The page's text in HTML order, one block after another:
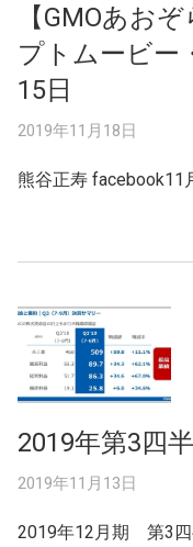
【GMOあお
プトムービー
15日
2019年11月18日
熊谷正寿 facebook11
2019年第3四
2019年11月13日
2019年12月期 第3四